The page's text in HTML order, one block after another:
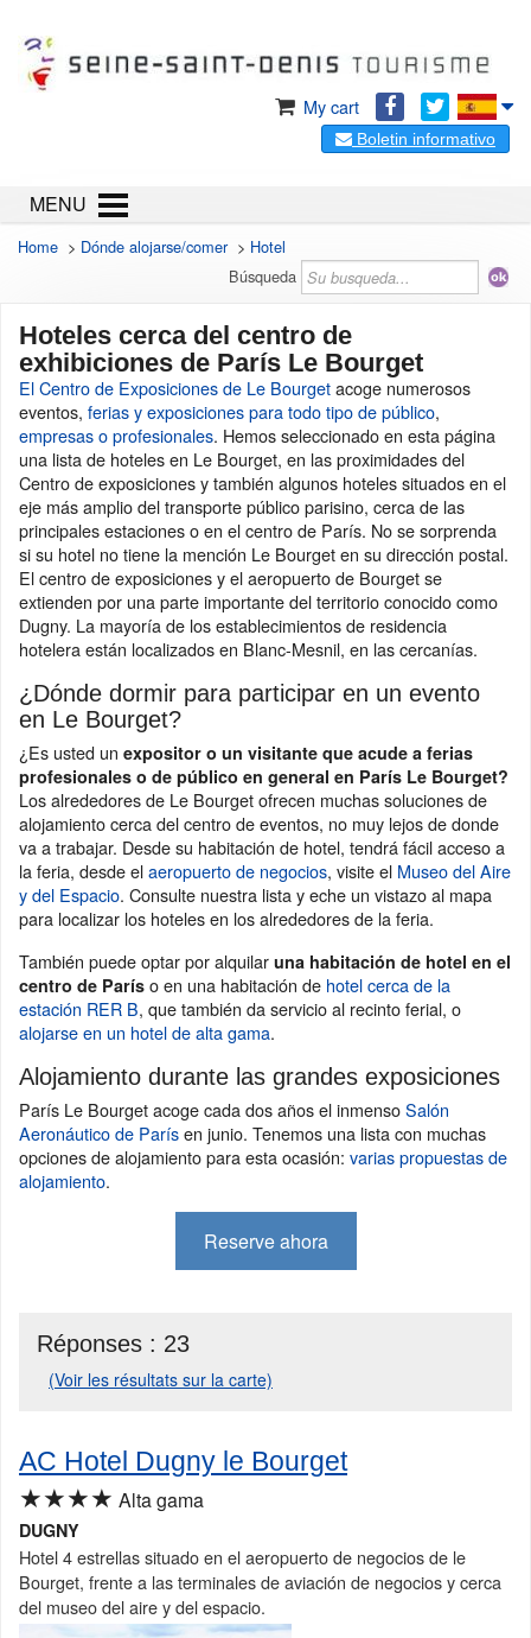
My cart
Boletin informativo
MENU
Home > Dónde alojarse/comer> Hotel
Búsqueda
Hoteles cerca del centro de
exhibiciones de París Le Bourget
El Centro de Exposiciones de Le Bourgetacoge numerosos
eventos, ferias y exposiciones para todo tipo de público,
empresas o profesionales. Hemos seleccionado en esta página
una lista de hoteles en Le Bourget, en las proximidades del
Centro de exposiciones y también algunos hoteles situados en el
eje más amplio del transporte público parisino, cerca de las
principales estaciones o en el centro de París. No se sorprenda
si su hotel no tiene la mención Le Bourget en su dirección postal.
El centro de exposiciones y el aeropuerto de Bourget se
extienden por una parte importante del territorio conocido como
Dugny. La mayoría de los establecimientos de residencia
hotelera están localizados en Blanc-Mesnil, en las cercanías.
¿Dónde dormir para participar en un evento
en Le Bourget?
¿Es usted un expositor o un visitante que acude a ferias
profesionales o de público en general en París Le Bourget?
Los alrededores de Le Bourget ofrecen muchas soluciones de
alojamiento cerca del centro de eventos, no muy lejos de donde
va a trabajar. Desde su habitación de hotel, tendrá fácil acceso a
la feria, desde elaeropuerto de negocios, visite el Museo del Aire
y del Espacio. Consulte nuestra lista y eche un vistazo al mapa
para localizar los hoteles en los alrededores de la feria.
También puede optar por alquilar una habitación de hotel en el
centro de París o en una habitación de hotel cerca de la
estación RER B, que también da servicio al recinto ferial, o
alojarse en un hotel de alta gama.
Alojamiento durante las grandes exposiciones
París Le Bourget acoge cada dos años el inmensoSalón
Aeronáutico de Parísen junio. Tenemos una lista con muchas
opciones de alojamiento para esta ocasión: varias propuestas de
alojamiento.
Reserve ahora
Réponses : 23
(Voir les résultats sur la carte)
AC Hotel Dugny le Bourget
★★★★ Alta gama
DUGNY
Hotel 4 estrellas situado en el aeropuerto de negocios de le
Bourget, frente a las terminales de aviación de negocios y cerca
del museo del aire y del espacio.